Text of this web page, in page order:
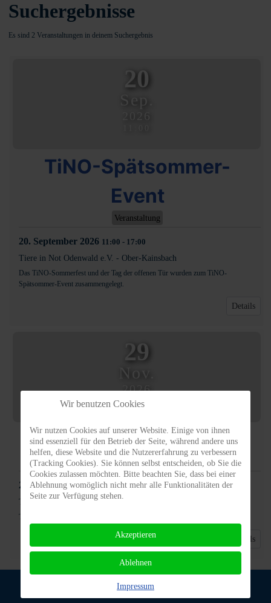
Suchergebnisse
Es sind 2 Veranstaltungen in deinem Suchergebnis
20
Sep.
TiNO-Spätsommer-
Event
Veranstaltung
20. September 2026 11:00 - 17:00
Tiere in Not Odenwald e.V. - Ober-Kainsbach
Das TiNO-Sommerfest und der Tag der offenen Tür wurden zum TiNO-
Spätsommer-Event zusammengelegt.
Details
29
Nov.
2026
16:00
TiNO-Hofadvent
Veranstaltung
29. November 2026 16:00-21:00
Tiere in Not Odenwald e.V.
TiNO-Hofadvent ab 16.00 Uhr auf der Spreng
Details
Wir benutzen Cookies
Wir nutzen Cookies auf unserer Website. Einige von ihnen
sind essenziell für den Betrieb der Seite, während andere uns
helfen, diese Website und die Nutzererfahrung zu verbessern
(Tracking Cookies). Sie können selbst entscheiden, ob Sie die
Cookies zulassen möchten. Bitte beachten Sie, dass bei einer
Ablehnung womöglich nicht mehr alle Funktionalitäten der
Seite zur Verfügung stehen.
Akzeptieren
Ablehnen
Impressum